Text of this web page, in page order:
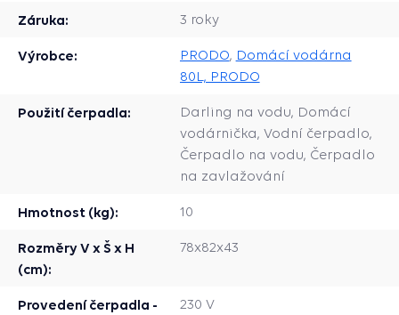
Záruka: 3 roky
Výrobce: PRODO, Domácí vodárna
80L, PRODO
Použití čerpadla:
Darling na vodu, Domácí
vodárnička, Vodní čerpadlo,
Čerpadlo na vodu, Čerpadlo
na zavlažování
Hmotnost (kg): 10
Rozměry V x Š x H
(cm):
78x82x43
Provedení čerpadla -
230 V